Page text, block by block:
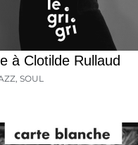
à Clotilde Rullaud
, SOUL